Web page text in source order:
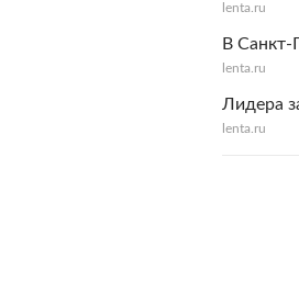
lenta.ru
В Санкт-
lenta.ru
Лидера
lenta.ru